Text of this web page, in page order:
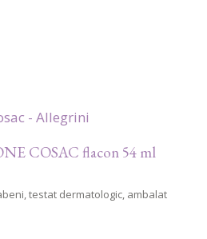
COSAC flacon 54 ml
testat dermatologic, ambalat